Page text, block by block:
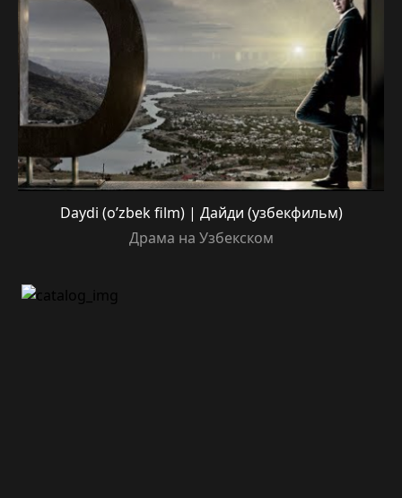
Daydi (o’zbek film) | Дайди (узбекфильм)
Драма на Узбекском